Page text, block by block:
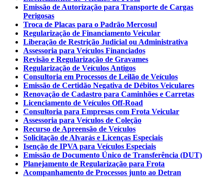
Emissão de Autorização para Transporte de Cargas
Perigosas
Troca de Placas para o Padrão Mercosul
Regularização de Financiamento Veicular
Liberação de Restrição Judicial ou Administrativa
Assessoria para Veículos Financiados
Revisão e Regularização de Gravames
Regularização de Veículos Antigos
Consultoria em Processos de Leilão de Veículos
Emissão de Certidão Negativa de Débitos Veiculares
Renovação de Cadastro para Caminhões e Carretas
Licenciamento de Veículos Off-Road
Consultoria para Empresas com Frota Veicular
Assessoria para Veículos de Coleção
Recurso de Apreensão de Veículos
Solicitação de Alvarás e Licenças Especiais
Isenção de IPVA para Veículos Especiais
Emissão de Documento Único de Transferência (DUT)
Planejamento de Regularização para Frota
Acompanhamento de Processos junto ao Detran